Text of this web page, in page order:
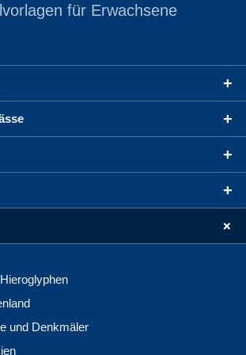
für Erwachsene
+
+
+
+
+
und Denkmäler